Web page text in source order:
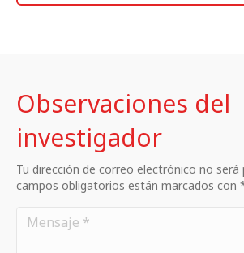
Observaciones del
investigador
Tu dirección de correo electrónico no será
campos obligatorios están marcados con